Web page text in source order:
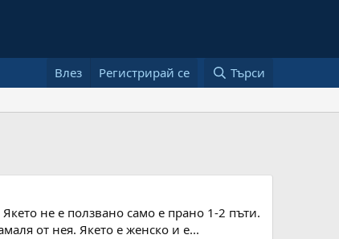
Влез Регистрирай се Търси
не е ползвано само е прано 1-2 пъти.
от нея. Якето е женско и е...